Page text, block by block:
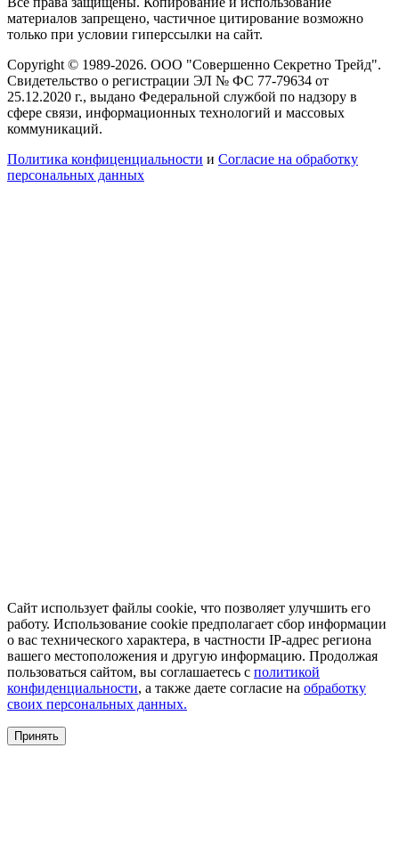
материалов запрещено, частичное цитирование возможно
только при условии гиперссылки на сайт.
Copyright © 1989-2026. ООО "Совершенно Секретно Трейд".
Свидетельство о регистрации ЭЛ № ФС 77-79634 от
25.12.2020 г., выдано Федеральной службой по надзору в
сфере связи, информационных технологий и массовых
коммуникаций.
Политика конфиценциальности и Согласие на обработку
персональных данных
Сайт использует файлы cookie, что позволяет улучшить его
работу. Использование cookie предполагает сбор информации
о вас технического характера, в частности IP-адрес региона
вашего местоположения и другую информацию. Продолжая
пользоваться сайтом, вы соглашаетесь с политикой
конфиденциальности, а также даете согласие на обработку
своих персональных данных.
Принять